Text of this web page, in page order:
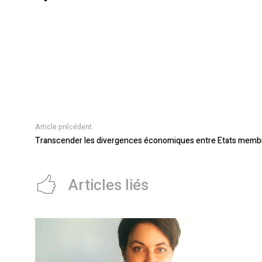
Article précédent
Transcender les divergences économiques entre Etats
Articles liés